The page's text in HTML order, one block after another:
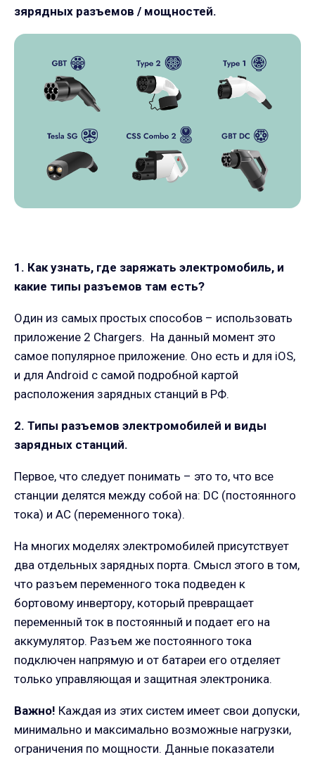
зярядных разъемов / мощностей.
1. Как узнать, где заряжать электромобиль, и
какие типы разъемов там есть?
Один из самых простых способов – использовать
приложение 2 Chargers. На данный момент это
самое популярное приложение. Оно есть и для iOS,
и для Android с самой подробной картой
расположения зарядных станций в РФ.
2. Типы разъемов электромобилей и виды
зарядных станций.
Первое, что следует понимать – это то, что все
станции делятся между собой на: DC (постоянного
тока) и AC (переменного тока).
На многих моделях электромобилей присутствует
два отдельных зарядных порта. Смысл этого в том,
что разъем переменного тока подведен к
бортовому инвертору, который превращает
переменный ток в постоянный и подает его на
аккумулятор. Разъем же постоянного тока
подключен напрямую и от батареи его отделяет
только управляющая и защитная электроника.
Важно! Каждая из этих систем имеет свои допуски,
минимально и максимально возможные нагрузки,
ограничения по мощности. Данные показатели